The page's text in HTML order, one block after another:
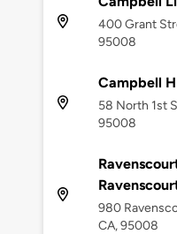
400 Grant
95008
Campbell
58 North 1st
95008
980
CA, 95008